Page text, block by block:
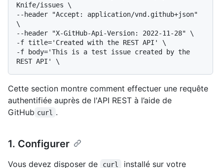
Knife/issues \
--header "Accept: application/vnd.github+json"
\
--header "X-GitHub-Api-Version: 2022-11-28" \
-f title='Created with the REST API' \
-f body='This is a test issue created by the
Cette section montre comment effectuer une requête
authentifiée auprès de l'API REST à l’aide de
GitHub curl .
1. Configurer
Vous devez disposer de curl
installé sur votre